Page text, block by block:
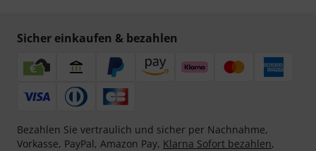
Sicher einkaufen & bezahlen
Bezahlen Sie vertraulich und sicher per Nachnahme,
Vorkasse, PayPal, Amazon Pay, Klarna Sofort bezahlen,